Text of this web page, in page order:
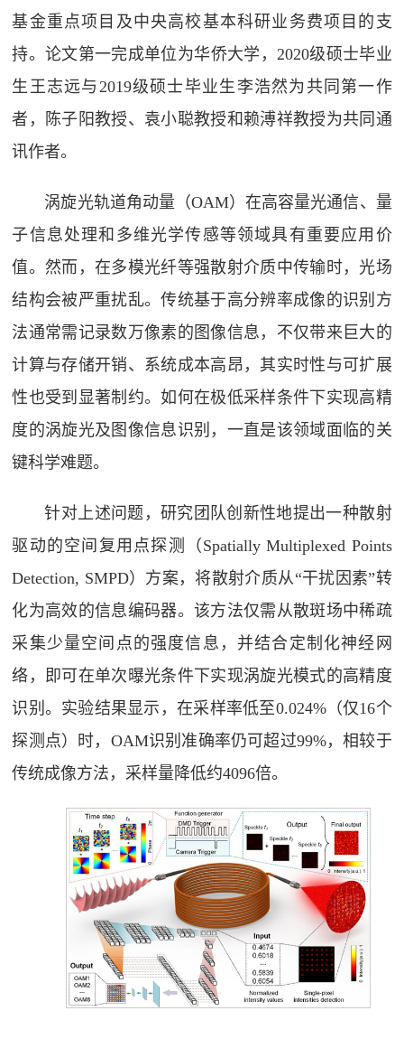
基金重点项目及中央高校基本科研业务费项目的支
持。论文第一完成单位为华侨大学，2020级硕士毕业
生王志远与2019级硕士毕业生李浩然为共同第一作
者，陈子阳教授、袁小聪教授和赖溥祥教授为共同通
讯作者。
涡旋光轨道角动量（OAM）在高容量光通信、量
子信息处理和多维光学传感等领域具有重要应用价
值。然而，在多模光纤等强散射介质中传输时，光场
结构会被严重扰乱。传统基于高分辨率成像的识别方
法通常需记录数万像素的图像信息，不仅带来巨大的
计算与存储开销、系统成本高昂，其实时性与可扩展
性也受到显著制约。如何在极低采样条件下实现高精
度的涡旋光及图像信息识别，一直是该领域面临的关
键科学难题。
针对上述问题，研究团队创新性地提出一种散射
驱动的空间复用点探测（Spatially Multiplexed Points
Detection, SMPD）方案，将散射介质从“干扰因素”转
化为高效的信息编码器。该方法仅需从散斑场中稀疏
采集少量空间点的强度信息，并结合定制化神经网
络，即可在单次曝光条件下实现涡旋光模式的高精度
识别。实验结果显示，在采样率低至0.024%（仅16个
探测点）时，OAM识别准确率仍可超过99%，相较于
传统成像方法，采样量降低约4096倍。